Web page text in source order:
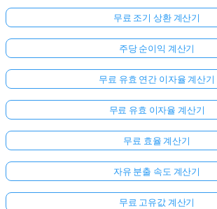
무료 조기 상환 계산기
주당 순이익 계산기
무료 유효 연간 이자율 계산기
무료 유효 이자율 계산기
무료 효율 계산기
자유 분출 속도 계산기
무료 고유값 계산기